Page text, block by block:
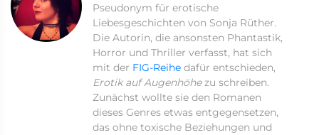
Pseudonym für erotische
Liebesgeschichten von Sonja Rüther.
Die Autorin, die ansonsten Phantastik,
Horror und Thriller verfasst, hat sich
mit der FIG-Reihe dafür entschieden,
Erotik auf Augenhöhezu schreiben.
Zunächst wollte sie den Romanen
dieses Genres etwas entgegensetzen,
das ohne toxische Beziehungen und